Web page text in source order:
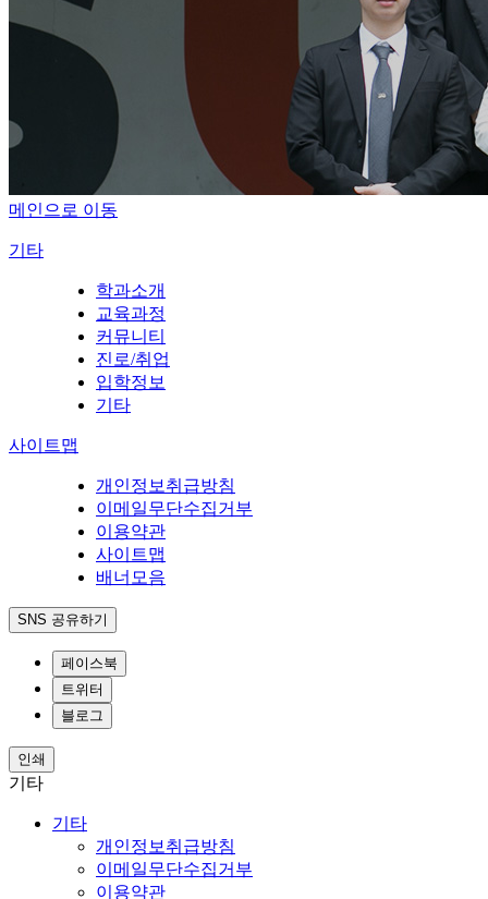
메인으로 이동
기타
학과소개
교육과정
커뮤니티
진로/취업
입학정보
기타
사이트맵
개인정보취급방침
이메일무단수집거부
이용약관
사이트맵
배너모음
SNS 공유하기
페이스북
트위터
블로그
인쇄
기타
기타
개인정보취급방침
이메일무단수집거부
이용약관